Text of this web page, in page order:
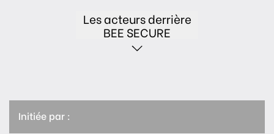
Les acteurs derrière
BEE SECURE
Initiée par :